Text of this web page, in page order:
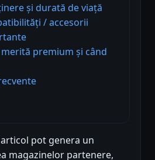
și durată de viață
/ accesorii
merită premium și când
pot genera un
magazinelor partenere,